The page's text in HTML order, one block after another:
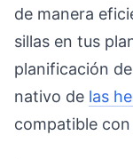
de manera
sillas en tus
planificación
nativo de las
compatible